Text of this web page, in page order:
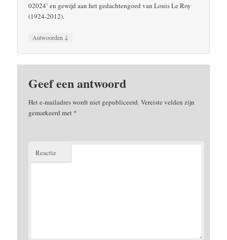
02024’ en gewijd aan het gedachtengoed van Louis Le Roy
(1924-2012).
Antwoorden ↓
Geef een antwoord
Het e-mailadres wordt niet gepubliceerd.Vereiste velden zijn
gemarkeerd met *
Reactie